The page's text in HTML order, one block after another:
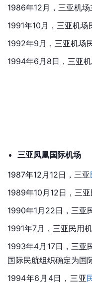
1986年12月，三亚机
1991年10月，三亚机
1992年9月，三亚机场
1994年6月8日，三亚
三亚凤凰国际机场
1987年12月12日，三亚
1989年10月12日，三
1990年1月22日，三亚
1991年7月，三亚民用
1993年4月17日，三亚
国际民航组织确定为国
1994年6月4日，三亚